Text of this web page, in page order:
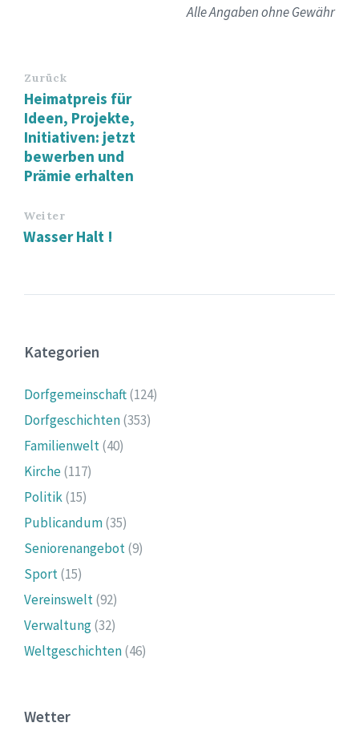
Alle Angaben ohne Gewähr
Zurück
Heimatpreis für
Ideen, Projekte,
Initiativen: jetzt
bewerben und
Prämie erhalten
Weiter
Wasser Halt !
Kategorien
Dorfgemeinschaft(124)
Dorfgeschichten(353)
Familienwelt(40)
Kirche(117)
Politik(15)
Publicandum(35)
Seniorenangebot(9)
Sport(15)
Vereinswelt(92)
Verwaltung(32)
Weltgeschichten(46)
Wetter